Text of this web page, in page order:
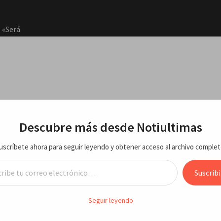
a Israel a desocupar Gaza
y el sultán de Omán instan a Israel
Descubre más desde Notiultimas
ahora para seguir leyendo y obtener acceso al archivo
electrónico…
Seguir leyendo